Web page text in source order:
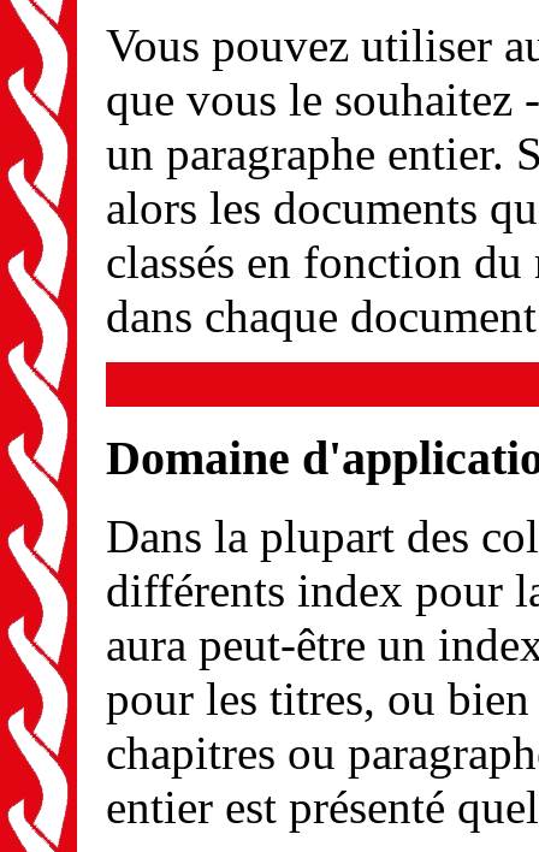
Vous pouvez utiliser
que vous le souhaitez
un paragraphe entier.
alors les documents
classés en fonction
dans chaque
Domaine
Dans la plupart des
différents index pour
aura peut-être un
pour les titres, ou
chapitres ou
entier est présenté